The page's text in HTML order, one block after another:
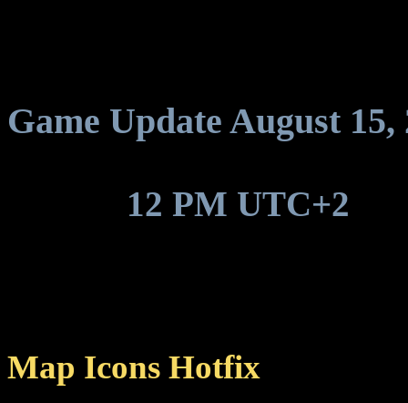
Game Update August 15,
12 PM UTC+2
Map Icons Hotfix